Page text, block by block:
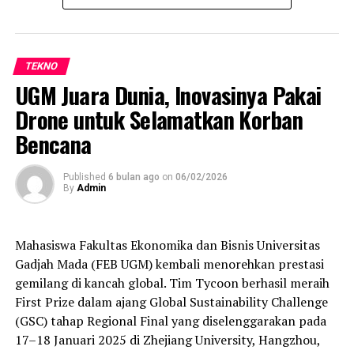
Menjawab tantangan ini, Indosat Ooredoo Hutchison
(Indosat atau IOH) melalui brand IM3 meluncurkan
kampanye “IM3 SATSPAM+ Amankan Pejuang
Ramadan”. Kampanye ini memperkenalkan inovasi
terbaru: perlindungan WhatsApp Call pertama di
Indonesia melalui fitur SATSPAM+ (Satuan Anti Scam
dan Spam Plus).
Fitur SATSPAM+ bekerja secara real-time untuk
panggilan reguler, dan kini WhatsApp Call. Fitur ini
dilengkapi deteksi otomatis, pemblokiran nomor
mencurigakan, serta laporan harian yang dapat
dipersonalisasi. SATSPAM+ didukung teknologi jaringan
AIvolusi 5G yang lebih cepat dan aman, kombinasi
kecanggihan AI dan kekuatan 5G IOH.
TEKNO
UGM Juara Dunia, Inovasinya Pakai
Drone untuk Selamatkan Korban
Bencana
Published 6 bulan ago on 06/02/2026
By Admin
Mahasiswa Fakultas Ekonomika dan Bisnis Universitas
Gadjah Mada (FEB UGM) kembali menorehkan prestasi
gemilang di kancah global. Tim Tycoon berhasil meraih
First Prize dalam ajang Global Sustainability Challenge
(GSC) tahap Regional Final yang diselenggarakan pada
17–18 Januari 2025 di Zhejiang University, Hangzhou,